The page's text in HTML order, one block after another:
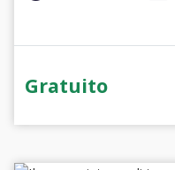
Gratuito